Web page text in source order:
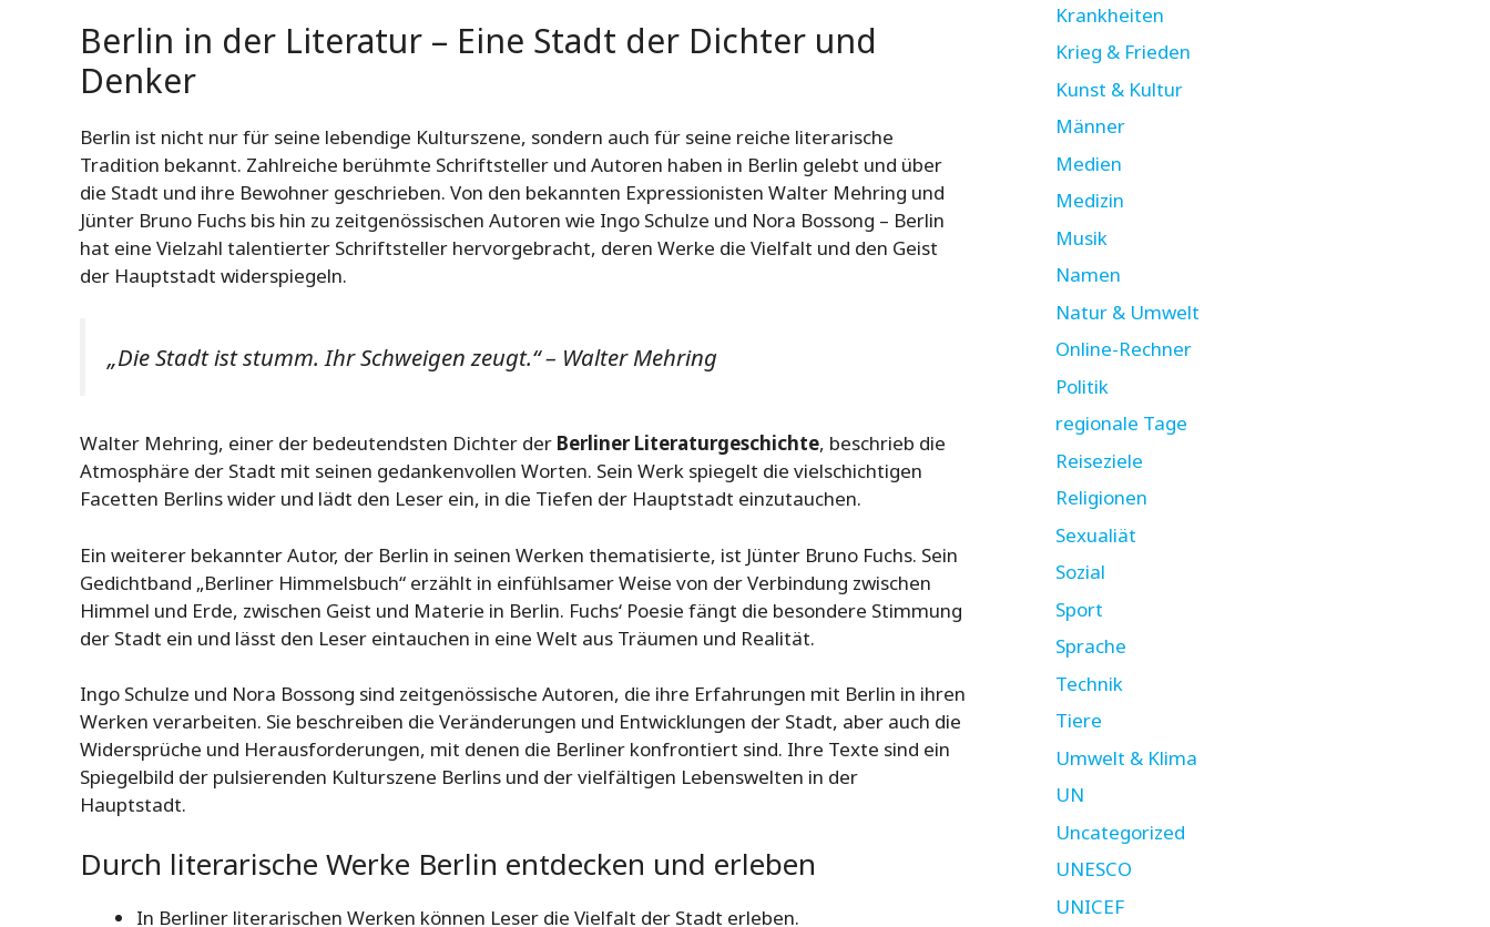
Berlin in der Literatur – Eine Stadt der Dichter und
Denker
Berlin ist nicht nur für seine lebendige Kulturszene, sondern auch für seine reiche literarische
Tradition bekannt. Zahlreiche berühmte Schriftsteller und Autoren haben in Berlin gelebt und über
die Stadt und ihre Bewohner geschrieben. Von den bekannten Expressionisten Walter Mehring und
Jünter Bruno Fuchs bis hin zu zeitgenössischen Autoren wie Ingo Schulze und Nora Bossong – Berlin
hat eine Vielzahl talentierter Schriftsteller hervorgebracht, deren Werke die Vielfalt und den Geist
der Hauptstadt widerspiegeln.
„Die Stadt ist stumm. Ihr Schweigen zeugt.“ – Walter Mehring
Walter Mehring, einer der bedeutendsten Dichter der Berliner Literaturgeschichte, beschrieb die
Atmosphäre der Stadt mit seinen gedankenvollen Worten. Sein Werk spiegelt die vielschichtigen
Facetten Berlins wider und lädt den Leser ein, in die Tiefen der Hauptstadt einzutauchen.
Ein weiterer bekannter Autor, der Berlin in seinen Werken thematisierte, ist Jünter Bruno Fuchs. Sein
Gedichtband „Berliner Himmelsbuch“ erzählt in einfühlsamer Weise von der Verbindung zwischen
Himmel und Erde, zwischen Geist und Materie in Berlin. Fuchs‘ Poesie fängt die besondere Stimmung
der Stadt ein und lässt den Leser eintauchen in eine Welt aus Träumen und Realität.
Ingo Schulze und Nora Bossong sind zeitgenössische Autoren, die ihre Erfahrungen mit Berlin in ihren
Werken verarbeiten. Sie beschreiben die Veränderungen und Entwicklungen der Stadt, aber auch die
Widersprüche und Herausforderungen, mit denen die Berliner konfrontiert sind. Ihre Texte sind ein
Spiegelbild der pulsierenden Kulturszene Berlins und der vielfältigen Lebenswelten in der
Hauptstadt.
Durch literarische Werke Berlin entdecken und erleben
In Berliner literarischen Werken können Leser die Vielfalt der Stadt erleben.
Krankheiten
Krieg & Frieden
Kunst & Kultur
Männer
Medien
Medizin
Musik
Namen
Natur & Umwelt
Online-Rechner
Politik
regionale Tage
Reiseziele
Religionen
Sexualiät
Sozial
Sport
Sprache
Technik
Tiere
Umwelt & Klima
UN
Uncategorized
UNESCO
UNICEF